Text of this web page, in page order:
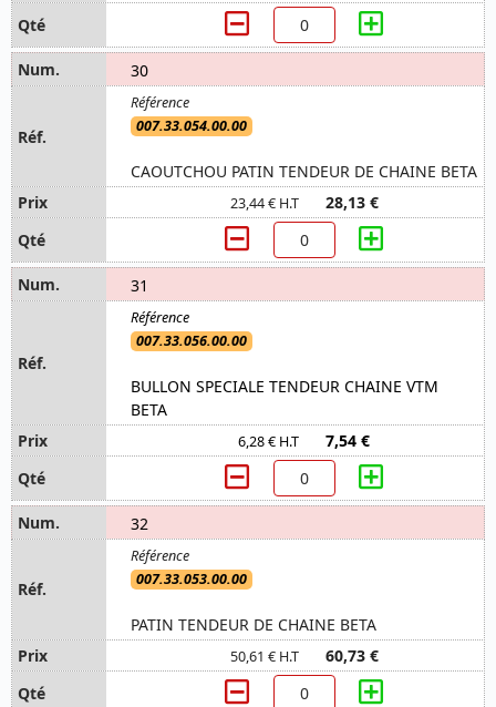
30
007.33.054.00.00
CAOUTCHOU PATIN TENDEUR DE CHAINE BETA
23,44 € H.T 28,13 €
31
007.33.056.00.00
BULLON SPECIALE TENDEUR CHAINE VTM
BETA
6,28 € H.T 7,54 €
32
007.33.053.00.00
PATIN TENDEUR DE CHAINE BETA
50,61 € H.T 60,73 €